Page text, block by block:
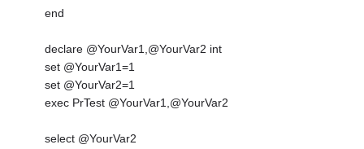
end
declare @YourVar1,@YourVar2 int
set @YourVar1=1
set @YourVar2=1
exec PrTest @YourVar1,@YourVar2
select @YourVar2